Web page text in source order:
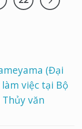
(Đại
việc tại Bộ
văn